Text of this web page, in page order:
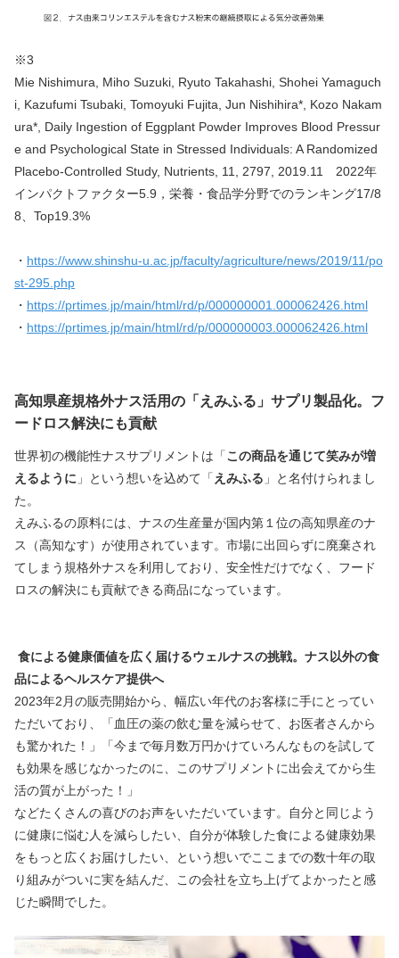
※3
Mie Nishimura, Miho Suzuki, Ryuto Takahashi, Shohei Yamaguch
i, Kazufumi Tsubaki, Tomoyuki Fujita, Jun Nishihira*, Kozo Nakam
ura*, Daily Ingestion of Eggplant Powder Improves Blood Pressur
e and Psychological State in Stressed Individuals: A Randomized
Placebo-Controlled Study, Nutrients, 11, 2797, 2019.11　2022年
インパクトファクター5.9，栄養・食品学分野でのランキング17/8
8、Top19.3%
・ https://www.shinshu-u.ac.jp/faculty/agriculture/news/2019/11/po
st-295.php
・ https://prtimes.jp/main/html/rd/p/000000001.000062426.html
・ https://prtimes.jp/main/html/rd/p/000000003.000062426.html
高知県産規格外ナス活用の「えみふる」サプリ製品化。フ
ードロス解決にも貢献
世界初の機能性ナスサプリメントは「この商品を通じて笑みが増
えるように 」という想いを込めて「 えみふる 」と名付けられまし
た。
えみふるの原料には、ナスの生産量が国内第１位の高知県産のナ
ス（高知なす）が使用されています。市場に出回らずに廃棄され
てしまう規格外ナスを利用しており、安全性だけでなく、フード
ロスの解決にも貢献できる商品になっています。
食による健康価値を広く届けるウェルナスの挑戦。ナス以外の食
品によるヘルスケア提供へ
2023年2月の販売開始から、幅広い年代のお客様に手にとってい
ただいており、「血圧の薬の飲む量を減らせて、お医者さんから
も驚かれた！」「今まで毎月数万円かけていろんなものを試して
も効果を感じなかったのに、このサプリメントに出会えてから生
活の質が上がった！」
などたくさんの喜びのお声をいただいています。自分と同じよう
に健康に悩む人を減らしたい、自分が体験した食による健康効果
をもっと広くお届けしたい、という想いでここまでの数十年の取
り組みがついに実を結んだ、この会社を立ち上げてよかったと感
じた瞬間でした。